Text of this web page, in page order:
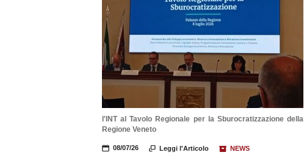
l'INT al Tavolo Regionale per la Sburocratizzazione della
Regione Veneto
📅 08/07/26  Leggi l'Articolo 📦 NEWS